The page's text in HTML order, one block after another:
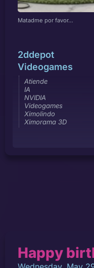
Matadme por favor…
2ddepot
Videogames
Atiende
IA
NVIDIA
Videogames
Ximolindo
Ximorama 3D
Happy